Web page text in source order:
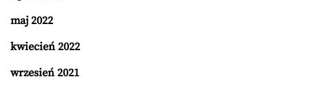
maj 2022
kwiecień 2022
wrzesień 2021